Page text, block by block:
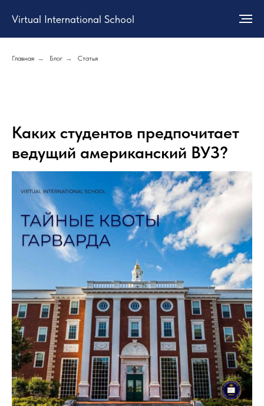
Virtual International School
Главная → Блог → Статья
Каких студентов предпочитает
ведущий американский ВУЗ?